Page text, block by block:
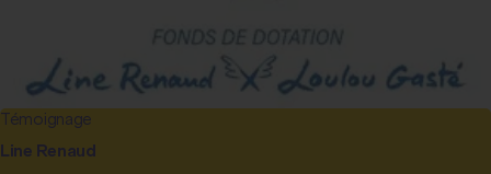
Témoignage
Line Renaud